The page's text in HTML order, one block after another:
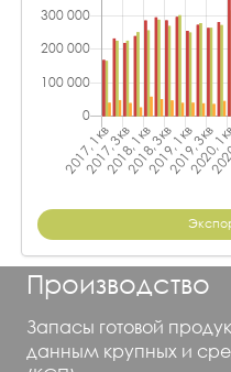
Производство
Запасы готовой
данным крупных и